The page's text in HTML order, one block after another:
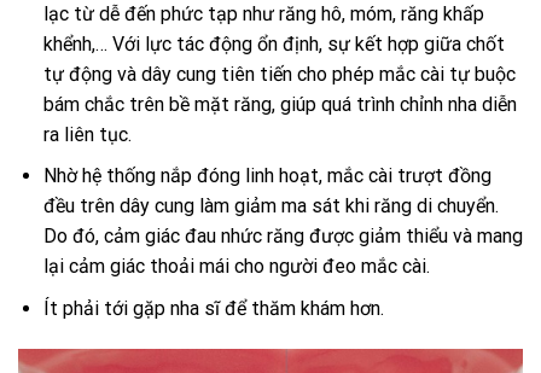
lạc từ dễ đếnphức tạp như răng hô, móm, răng khấp
khểnh,… Với lực tác động ổn định, sự kết hợp giữa chốt
tự động và dây cung tiên tiến cho phép mắc cài tự buộc
bám chắc trên bề mặt răng, giúp quá trình chỉnh nhadiễn
ra liên tục.
Nhờ hệ thống nắp đóng linh hoạt, mắc cài trượt đồng
đều trên dây cung làm giảm ma sát khi răng di chuyển.
Do đó, cảm giác đau nhức răng được giảm thiểu và mang
lại cảm giác thoải mái cho người đeo mắc cài.
Ít phải tới gặp nha sĩ để thăm khám hơn.